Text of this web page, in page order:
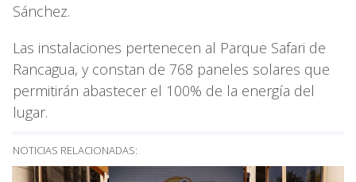
Sánchez.
Las instalaciones pertenecen al Parque Safari de
Rancagua, y constan de 768 paneles solares que
permitirán abastecer el 100% de la energía del
lugar.
NOTICIAS RELACIONADAS: